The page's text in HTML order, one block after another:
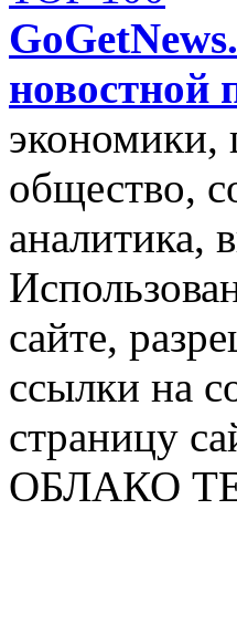
новостной
экономики,
общество,
аналитика,
сайте,
ссылки на
страницу
ОБЛАКО